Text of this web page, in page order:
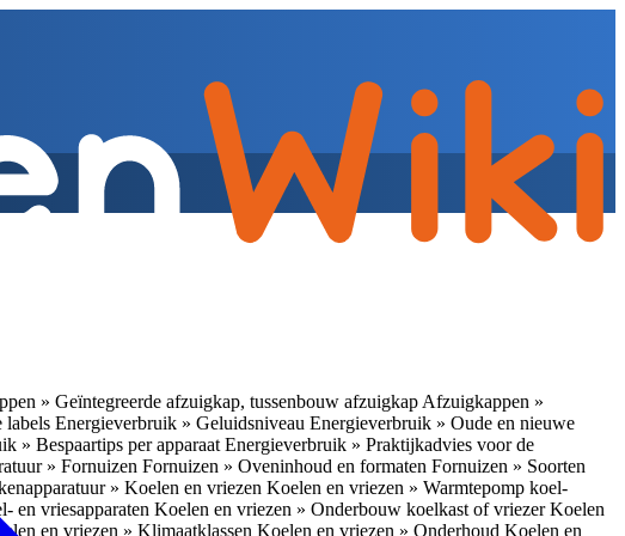
» Geïntegreerde afzuigkap, tussenbouw afzuigkap Afzuigkappen »
labels Energieverbruik » Geluidsniveau Energieverbruik » Oude en nieuwe
» Bespaartips per apparaat Energieverbruik » Praktijkadvies voor de
» Fornuizen Fornuizen » Oveninhoud en formaten Fornuizen » Soorten
» Koelen en vriezen Koelen en vriezen » Warmtepomp koel-
en vriesapparaten Koelen en vriezen » Onderbouw koelkast of vriezerKoelen
en vriezen » Klimaatklassen Koelen en vriezen » Onderhoud Koelen en